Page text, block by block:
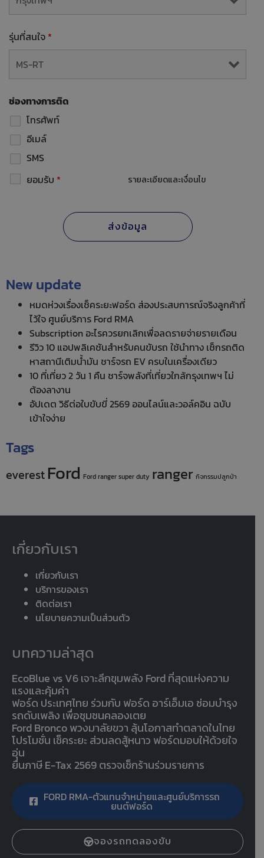
รุ่นที่สนใจ *
ช่องทางการติด
โทรศัพท์
อีเมล์
SMS
ยอมรับ * รายละเอียดและเงื่อนไข
New update
หมดห่วงเรื่องเช็คระยะฟอร์ด ส่องประสบการณ์จริงลูกค้าที่
ไว้ใจ ศูนย์บริการ Ford RMA
Subscription อะไรควรยกเลิกเพื่อลดรายจ่ายรายเดือน
รีวิว 10 แอปพลิเคชันสำหรับคนขับรถ ใช้นำทาง เช็กรถติด
หาสถานีเติมน้ำมัน ชาร์จรถ EV ครบในเครื่องเดียว
10 ที่เที่ยว 2 วัน 1 คืน ชาร์จพลังที่เที่ยวใกล้กรุงเทพฯ ไม่
ต้องลางาน
อัปเดต วิธีต่อใบขับขี่ 2569 ออนไลน์และวอล์คอิน ฉบับ
เข้าใจง่าย
Tags
everest Ford Ford ranger super duty ranger กิจกรรมปลูกป่า
เกี่ยวกับเรา
เกี่ยวกับเรา
บริการของเรา
ติดต่อเรา
นโยบายความเป็นส่วนตัว
บทความล่าสุด
EcoBlue vs V6 เจาะลึกขุมพลัง Ford ที่สุดแห่งความ
แรงและคุ้มค่า
ฟอร์ด ประเทศไทย ร่วมกับ ฟอร์ด อาร์เอ็มเอ ซ่อมบำรุง
รถดับเพลิง เพื่อชุมชนคลองเตย
Ford Bronco พวงมาลัยขวา ลุ้นโอกาสทำตลาดในไทย
โปรโมชั่น เช็คระยะ ส่วนลดสู้หนาว ฟอร์ดมอบให้ด้วยใจ
อุ่น
ยื่นภาษี E-Tax 2569 ตรวจเช็กร้านร่วมรายการ
FORD RMA-ตัวแทนจำหน่ายและศูนย์บริการรถ
ยนต์ฟอร์ด
จองรถทดลองขับ